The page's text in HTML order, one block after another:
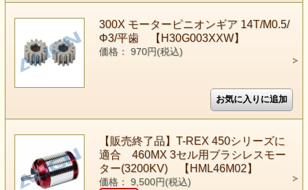
300X モーターピニオンギア 14T/M0.5/
Φ3/平歯 【H30G003XXW】
価格： 970円(税込)
【販売終了品】T-REX 450シリーズに
適合 460MX 3セル用ブラシレスモー
ター(3200KV) 【HML46M02】
価格： 9,500円(税込)